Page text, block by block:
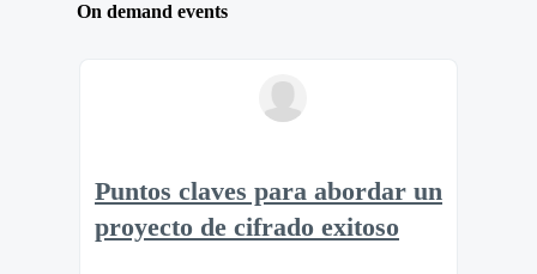
On demand events
Puntos claves para abordar un
proyecto de cifrado exitoso